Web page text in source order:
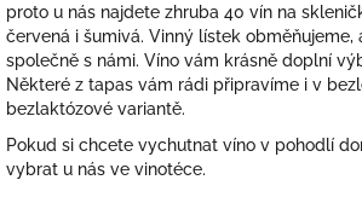
proto u nás najdete zhruba 40 vín na
červená i šumivá. Vinný lístek
společně s námi. Víno vám krásně doplní
Některé z tapas vám rádi připravíme i v
bezlaktózové variantě.
Pokud si chcete vychutnat víno v pohodlí
vybrat u nás ve vinotéce.